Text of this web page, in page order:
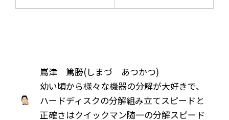
嶌津 篤勝(しまづ あつかつ)
幼い頃から様々な機器の分解が大好きで、
ハードディスクの分解組み立てスピードと
正確さはクイックマン随一の分解スピード